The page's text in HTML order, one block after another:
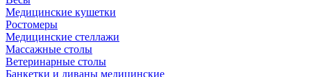
Медицинские кушетки
Ростомеры
Медицинские стеллажи
Массажные столы
Ветеринарные столы
Банкетки и диваны медицинские